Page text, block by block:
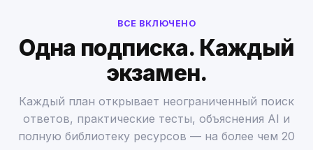
ВСЕ ВКЛЮЧЕНО
Одна подписка. Каждый
экзамен.
Каждый план открывает неограниченный поиск
ответов, практические тесты, объяснения AI и
полную библиотеку ресурсов — на более чем 20